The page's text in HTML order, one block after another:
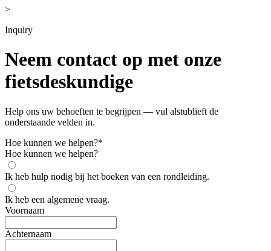
>
Inquiry
Neem contact op met onze
fietsdeskundige
Help ons uw behoeften te begrijpen — vul alstublieft de
onderstaande velden in.
Hoe kunnen we helpen?*
Hoe kunnen we helpen?
Ik heb hulp nodig bij het boeken van een rondleiding.
Ik heb een algemene vraag.
Voornaam
Achternaam